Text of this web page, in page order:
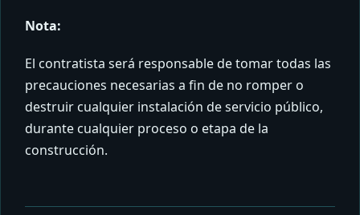
Nota:
El contratista será responsable de tomar todas las
precauciones necesarias a fin de no romper o
destruir cualquier instalación de servicio público,
durante cualquier proceso o etapa de la
construcción.